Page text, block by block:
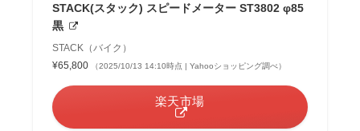
STACK(スタック) スピードメーター ST3802 φ85
黒
STACK（バイク）
¥65,800
（2025/10/13 14:10時点 | Yahooショッピング調べ）
楽天市場